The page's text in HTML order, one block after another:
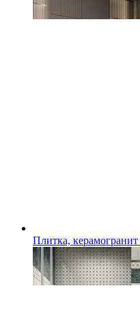
Плитка, керамогранит